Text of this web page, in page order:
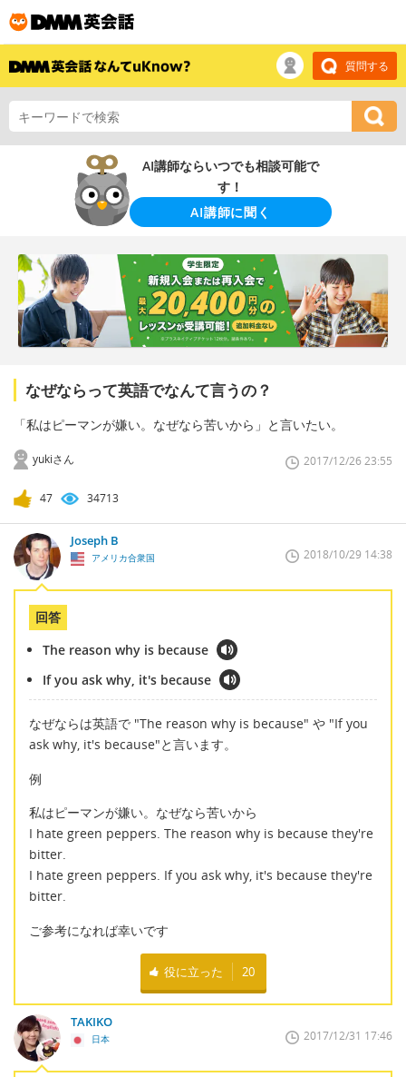
質問する
AI講師ならいつでも相談可能で
す！
AI講師に聞く
なぜならって英語でなんて言うの？
「私はピーマンが嫌い。なぜなら苦いから」と言いたい。
yukiさん 2017/12/26 23:55
47 34713
Joseph B
アメリカ合衆国 2018/10/29 14:38
回答
The reason why is because
If you ask why, it's because
なぜならは英語で "The reason why is because" や "If you
ask why, it's because"と言います。
例
私はピーマンが嫌い。なぜなら苦いから
I hate green peppers. The reason why is because they're
bitter.
I hate green peppers. If you ask why, it's because they're
bitter.
ご参考になれば幸いです
役に立った 20
TAKIKO
日本 2017/12/31 17:46